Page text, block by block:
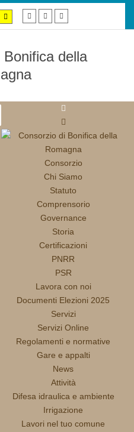
yellow
High
contrast
yellow/black
Smaller
font
Default
font
Larger
Consorzio
Chi Siamo
Statuto
Comprensorio
Governance
Storia
Certificazioni
PNRR
PSR
Lavora con noi
Documenti Elezioni 2025
Servizi
Servizi Online
Regolamenti e normative
Gare e appalti
News
Attività
Difesa idraulica e ambiente
Irrigazione
Lavori nel tuo comune